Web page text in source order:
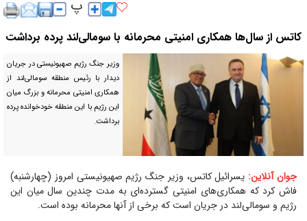
کاتس از سال‌ها همکاری امنیتی محرمانه با سومالی‌لند پرده برداشت
وزیر جنگ رژیم صهیونیستی در جریان
دیدار با رئیس منطقه سومالی‌لند از
همکاری امنیتی محرمانه و بزرگ میان
این رژیم با این منطقه خودخوانده پرده
برداشت.
جوان آنلاین: یسرائیل کاتس، وزیر جنگ رژیم صهیونیستی امروز (چهارشنبه)
فاش کرد که همکاری‌های امنیتی گسترده‌ای به مدت چندین سال میان این
رژیم و سومالی‌لند در جریان است که برخی از آنها محرمانه بوده است.